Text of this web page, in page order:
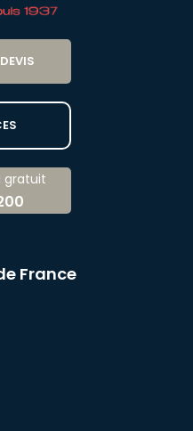
gratuit
France